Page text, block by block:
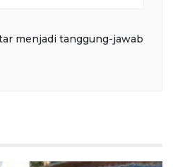
menjadi tanggung-jawab